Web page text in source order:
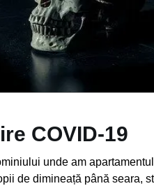
COVID-19
unde am
de dimineață până seara,